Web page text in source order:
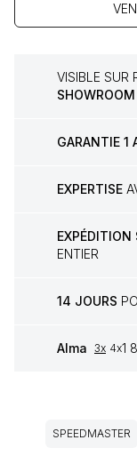
VISIBLE SUR
SHOWROOM
GARANTIE 1
EXPERTISE
EXPÉDITION
ENTIER
14 JOURS
Alma 3x 4x1
SPEEDMASTER